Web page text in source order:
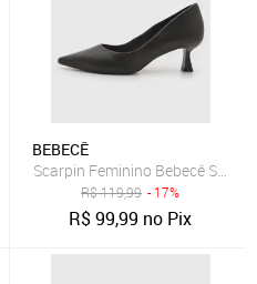
Anabela Marrom
BEBECÊ
Scarpin Feminino Bebecê Salto
R$119,99 - 17%
R$99,99 no Pix